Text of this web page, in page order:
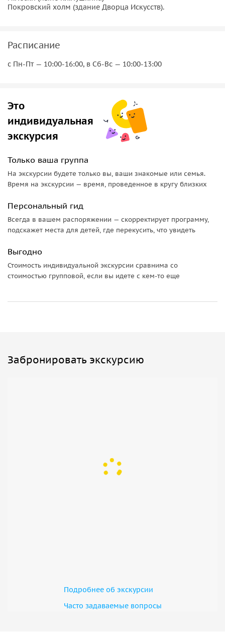
Покровский холм (здание Дворца Искусств).
Расписание
с Пн-Пт — 10:00-16:00, в Сб-Вс — 10:00-13:00
Это
индивидуальная
экскурсия
Только ваша группа
На экскурсии будете только вы, ваши знакомые или семья.
Время на экскурсии — время, проведенное в кругу близких
Персональный гид
Всегда в вашем распоряжении — скорректирует программу,
подскажет места для детей, где перекусить, что увидеть
Выгодно
Стоимость индивидуальной экскурсии сравнима со
стоимостью групповой, если вы идете с кем-то еще
Забронировать экскурсию
Подробнее об экскурсии
Часто задаваемые вопросы